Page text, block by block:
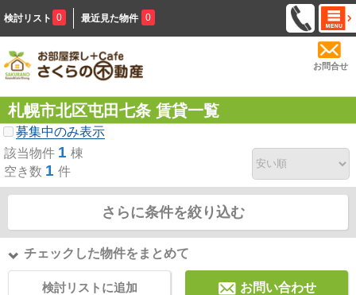
検討リスト 0 最近見た物件 0
お問合せ
札幌市北区屯田七条 賃貸一覧
募集中のみ表示
該当物件 1 棟
空き数 1 件
さらに条件を絞り込む
チェックした物件をまとめて
検討リストに追加 お問い合わせ